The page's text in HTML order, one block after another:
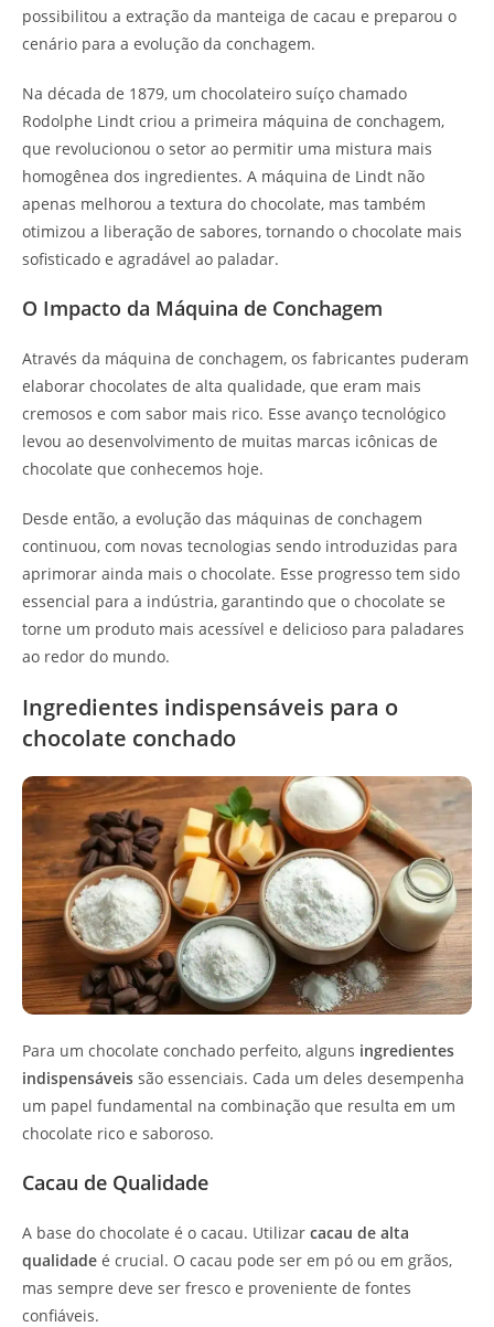
possibilitou a extração da manteiga de cacau e preparou o
cenário para a evolução da conchagem.
Na década de 1879, um chocolateiro suíço chamado
Rodolphe Lindt criou a primeira máquina de conchagem,
que revolucionou o setor ao permitir uma mistura mais
homogênea dos ingredientes. A máquina de Lindt não
apenas melhorou a textura do chocolate, mas também
otimizou a liberação de sabores, tornando o chocolate mais
sofisticado e agradável ao paladar.
O Impacto da Máquina de Conchagem
Através da máquina de conchagem, os fabricantes puderam
elaborar chocolates de alta qualidade, que eram mais
cremosos e com sabor mais rico. Esse avanço tecnológico
levou ao desenvolvimento de muitas marcas icônicas de
chocolate que conhecemos hoje.
Desde então, a evolução das máquinas de conchagem
continuou, com novas tecnologias sendo introduzidas para
aprimorar ainda mais o chocolate. Esse progresso tem sido
essencial para a indústria, garantindo que o chocolate se
torne um produto mais acessível e delicioso para paladares
ao redor do mundo.
Ingredientes indispensáveis para o
chocolate conchado
Para um chocolate conchado perfeito, alguns ingredientes
indispensáveis são essenciais. Cada um deles desempenha
um papel fundamental na combinação que resulta em um
chocolate rico e saboroso.
Cacau de Qualidade
A base do chocolate é o cacau. Utilizar cacau de alta
qualidade é crucial. O cacau pode ser em pó ou em grãos,
mas sempre deve ser fresco e proveniente de fontes
confiáveis.